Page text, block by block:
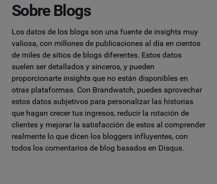
Sobre Blogs
Los datos de los blogs son una fuente de insights muy
valiosa, con millones de publicaciones al día en cientos
de miles de sitios de blogs diferentes. Estos datos
suelen ser detallados y sinceros, y pueden
proporcionarte insights que no están disponibles en
otras plataformas. Con Brandwatch, puedes aprovechar
estos datos subjetivos para personalizar las historias
que hagan crecer tus ingresos, reducir la rotación de
clientes y mejorar la satisfacción de estos al comprender
realmente lo que dicen los bloggers influyentes, con
todos los comentarios de blog basados en Disqus.